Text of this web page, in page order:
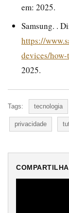
em: 2025.
Samsung. .
https://
devices/
2025.
Tags: tecnologia
privacidade